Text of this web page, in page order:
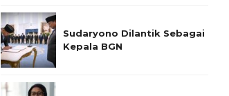
Sudaryono Dilantik Sebagai
Kepala BGN